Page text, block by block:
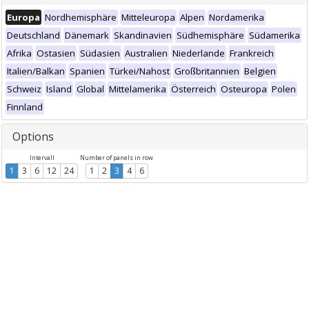
Europa Nordhemisphäre Mitteleuropa Alpen Nordamerika
Deutschland Dänemark Skandinavien Südhemisphäre Südamerika
Afrika Ostasien Südasien Australien Niederlande Frankreich
Italien/Balkan Spanien Türkei/Nahost Großbritannien Belgien
Schweiz Island Global Mittelamerika Österreich Osteuropa Polen
Finnland
Options
Intervall
1 3 6 12 24
Number of panels in row
1 2 3 4 6